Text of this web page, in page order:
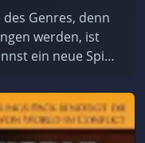
Genres, denn
werden, ist
ein neue Spiel